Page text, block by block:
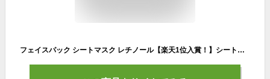
フェイスパック シートマスク レチノール【楽天1位入賞！】シートマスク・パック 日本製 個包装 夜 50代 プレゼント 高級 レチノール 母の日 お返し 女性 美容 50代 40代 30代 シートマスク 保湿 美容マスク おすすめ